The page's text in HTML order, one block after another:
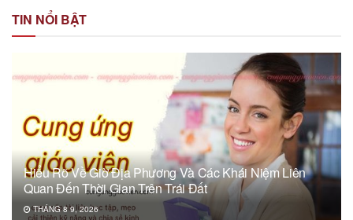
TIN NỔI BẬT
Hiểu Rõ Về Giờ Địa Phương Và Các Khái Niệm Liên
Quan Đến Thời Gian Trên Trái Đất
THÁNG 8 9, 2026